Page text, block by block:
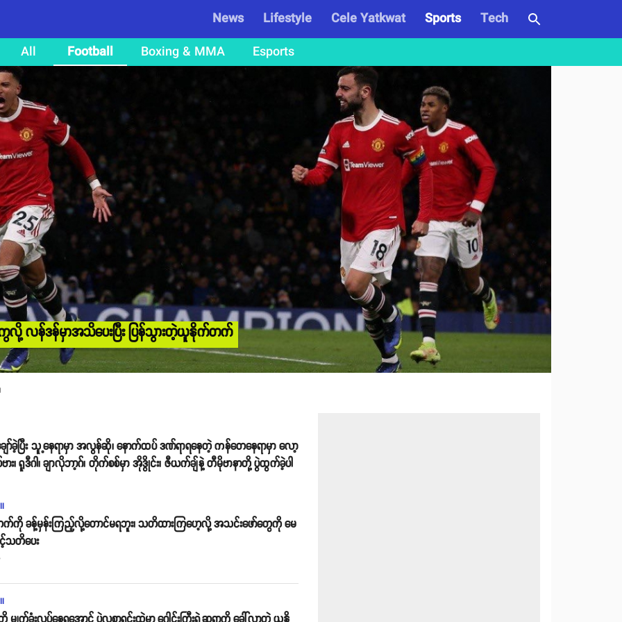
News Lifestyle Cele Yatkwat Sports
Tech
All
Football Boxing & MMA
Esports
လို့ လန်ဒန်မှာအသိပေးပြီး ပြန်သွားတဲ့ယူနိုက်တက်
ခဲ့ပြီး သူ့နေရာမှာ အလွန်ဆို၊ နောက်ထပ် ဒဏ်ရာရနေတဲ့ ကန်တေနေရာမှာ လော့
း၊ ရူဒီဂါ၊ ချာလိုဘာ့ဂ်၊ တိုက်စစ်မှာ အိုဒွိုင်း၊ ဇီယက်ချ်နဲ့ တီမိုဗာနာတို့ ပွဲထွက်ခဲ့ပါ
ခန့်မှန်းကြည့်လို့တောင်မရဘူး၊ သတိထားကြဟေ့လို့ အသင်းဖော်တွေကို မေ
သတိပေး